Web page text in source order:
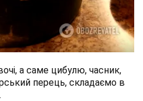
а саме цибулю, часник,
перець, складаємо в